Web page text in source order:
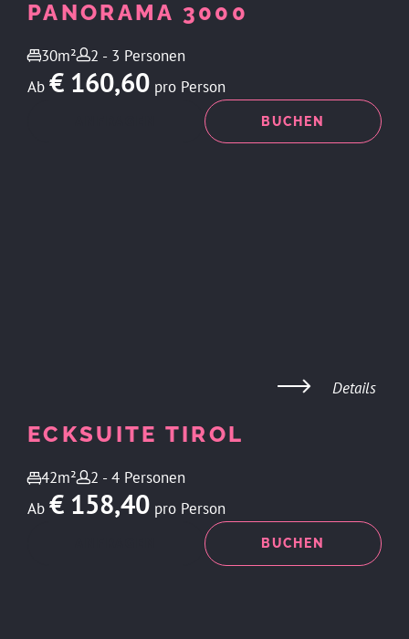
PANORAMA 3000
30m²
2 - 3 Personen
Ab € 160,60 pro Person
BUCHEN
ECKSUITE TIROL
42m²
2 - 4 Personen
Ab € 158,40 pro Person
BUCHEN
Details